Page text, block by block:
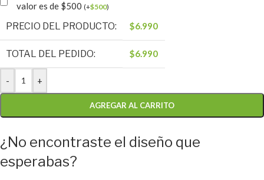
valor es de $500 (+$500)
PRECIO DEL PRODUCTO: $6.990
TOTAL DEL PEDIDO: $6.990
- +
AGREGAR AL CARRITO
¿No encontraste el diseño que
esperabas?